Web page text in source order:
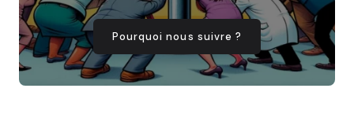
Pourquoi nous suivre ?